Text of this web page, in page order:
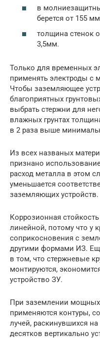
в
берется от 155
толщина стенок
3,5мм.
Только для временных
применять электроды
Чтобы заземляющее
благоприятных
выбрать стержни для
влажных грунтах
в 2 раза выше
Из всех названых
признано
расход металла в этом
уменьшается
заземляющих устройств.
Коррозионная
линейной, потому что у
соприкосновения с
другими формами ИЗ.
в том, что стержневые
монтируются,
устройство ЗУ.
При заземлении
применяются контуры,
лучей, раскинувшихся
десятков вертикально